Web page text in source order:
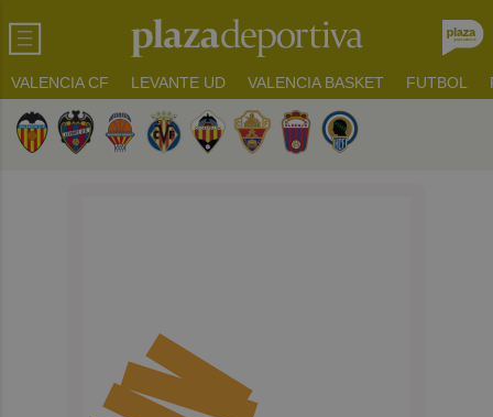
VALENCIA CF LEVANTE UD VALENCIA BASKET FUTBOL